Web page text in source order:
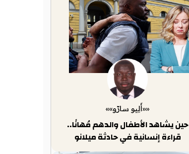
««أَلِيو سارّو»»
حين يشاهد الأطفال والدهم مُهانًا..
قراءة إنسانية في حادثة ميلانو